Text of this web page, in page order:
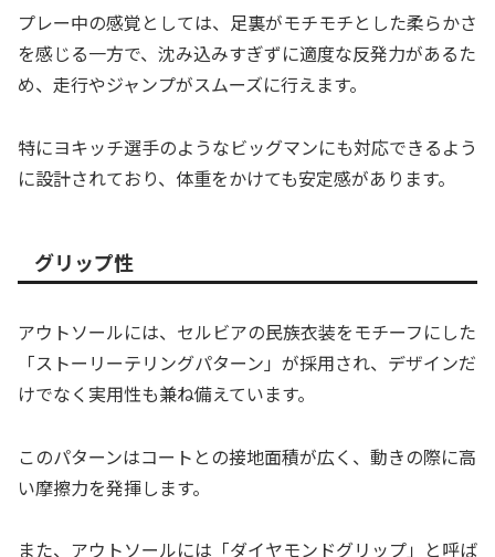
プレー中の感覚としては、足裏がモチモチとした柔らかさ
を感じる一方で、沈み込みすぎずに適度な反発力があるた
め、走行やジャンプがスムーズに行えます。
特にヨキッチ選手のようなビッグマンにも対応できるよう
に設計されており、体重をかけても安定感があります。
グリップ性
アウトソールには、セルビアの民族衣装をモチーフにした
「ストーリーテリングパターン」が採用され、デザインだ
けでなく実用性も兼ね備えています。
このパターンはコートとの接地面積が広く、動きの際に高
い摩擦力を発揮します。
また、アウトソールには「ダイヤモンドグリップ」と呼ば